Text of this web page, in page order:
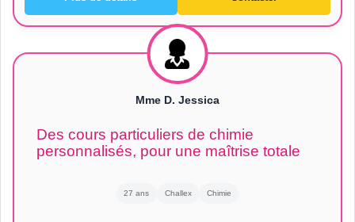
Mme D. Jessica
Des cours particuliers de chimie
personnalisés, pour une maîtrise totale
27 ans Challex Chimie